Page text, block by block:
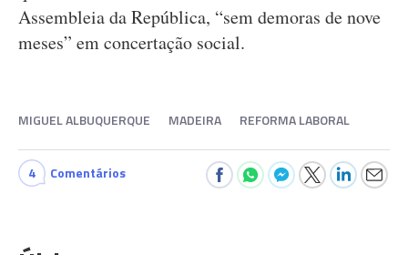
Assembleia da República, “sem demoras de nove
meses” em concertação social.
MIGUEL ALBUQUERQUE MADEIRA REFORMA LABORAL
4 Comentários